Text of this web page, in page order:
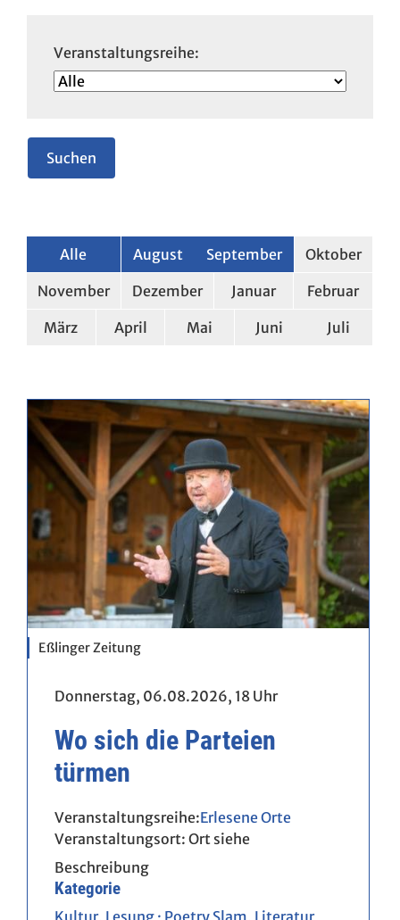
Veranstaltungsreihe:
Alle August September Oktober
November Dezember Januar Februar
März April Mai Juni Juli
Eßlinger Zeitung
Donnerstag, 06.08.2026, 18 Uhr
Wo sich die Parteien
türmen
Erlesene Orte
Veranstaltungsort: Ort siehe
Beschreibung
Kategorie
Kultur, Lesung · Poetry Slam Literatur